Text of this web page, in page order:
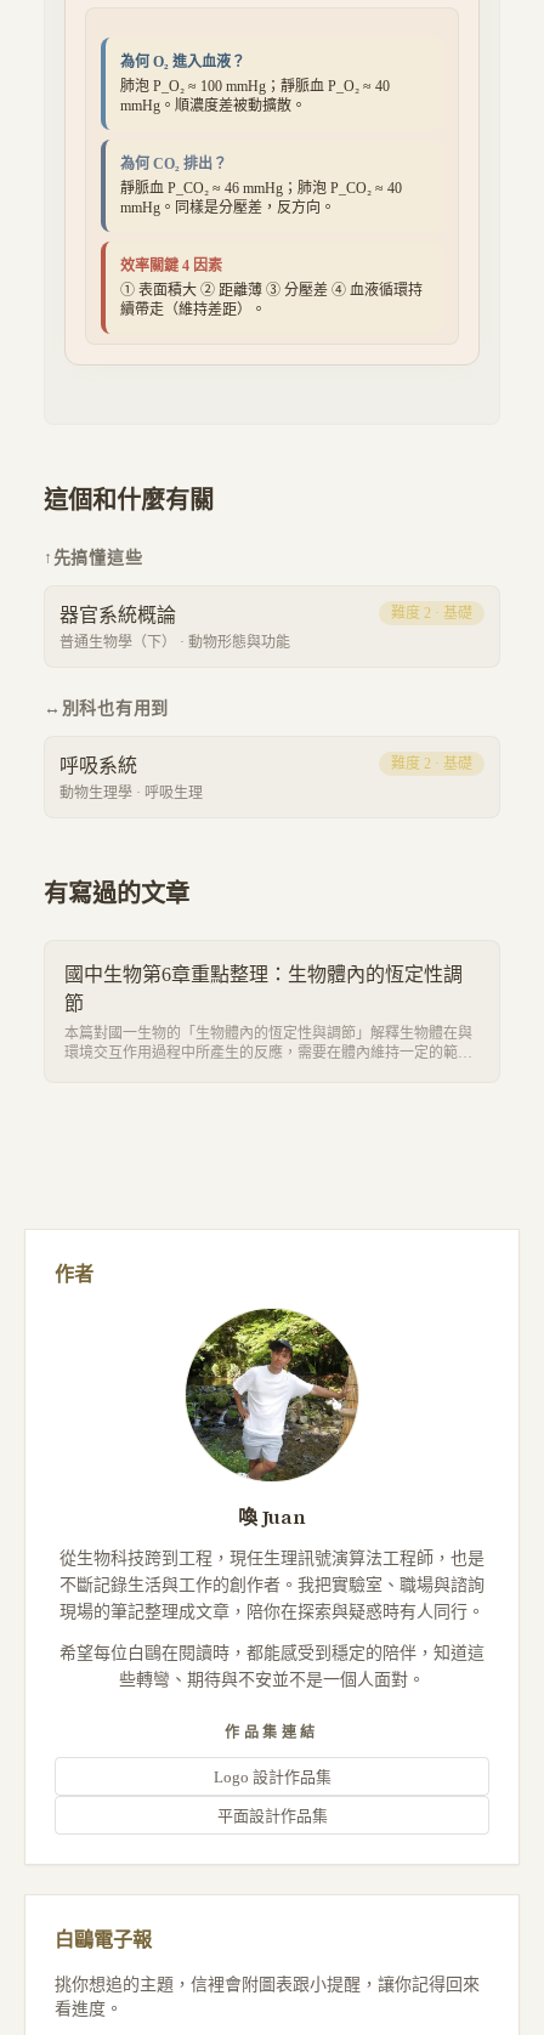
為何 O₂ 進入血液？
肺泡 P_O₂ ≈ 100 mmHg；靜脈血 P_O₂ ≈ 40
mmHg。順濃度差被動擴散。
為何 CO₂ 排出？
靜脈血 P_CO₂ ≈ 46 mmHg；肺泡 P_CO₂ ≈ 40
mmHg。同樣是分壓差，反方向。
效率關鍵 4 因素
① 表面積大 ② 距離薄 ③ 分壓差 ④ 血液循環持
續帶走（維持差距）。
這個和什麼有關
↑ 先搞懂這些
器官系統概論
普通生物學（下） · 動物形態與功能
難度 2 · 基礎
↔ 別科也有用到
呼吸系統
動物生理學 · 呼吸生理
難度 2 · 基礎
有寫過的文章
國中生物第6章重點整理：生物體內的恆定性調
節
本篇對國一生物的「生物體內的恆定性與調節」解釋生物體在與
環境交互作用過程中所產生的反應，需要在體內維持一定的範圍
作者
喚 Juan
從生物科技跨到工程，現任生理訊號演算法工程師，也是
不斷記錄生活與工作的創作者。我把實驗室、職場與諮詢
現場的筆記整理成文章，陪你在探索與疑惑時有人同行。
希望每位白鷗在閱讀時，都能感受到穩定的陪伴，知道這
些轉彎、期待與不安並不是一個人面對。
作品集連結
Logo 設計作品集
平面設計作品集
白鷗電子報
挑你想追的主題，信裡會附圖表跟小提醒，讓你記得回來
看進度。